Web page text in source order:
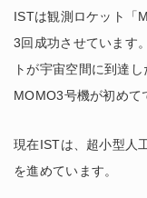
ISTは観測ロケット「
3回成功させています
トが宇宙空間に到達
MOMO3号機が初めて
現在ISTは、超小型人
を進めています。